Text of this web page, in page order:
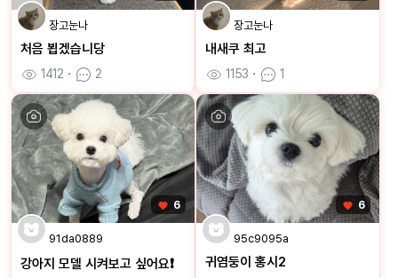
장고눈나
처음 뵙겠습니당
1412 ㆍ 2
장고눈나
내새쿠 최고
1153 ㆍ 1
6
91da0889
강아지 모델 시켜보고 싶어요❗️
6
95c9095a
귀염둥이 홍시2